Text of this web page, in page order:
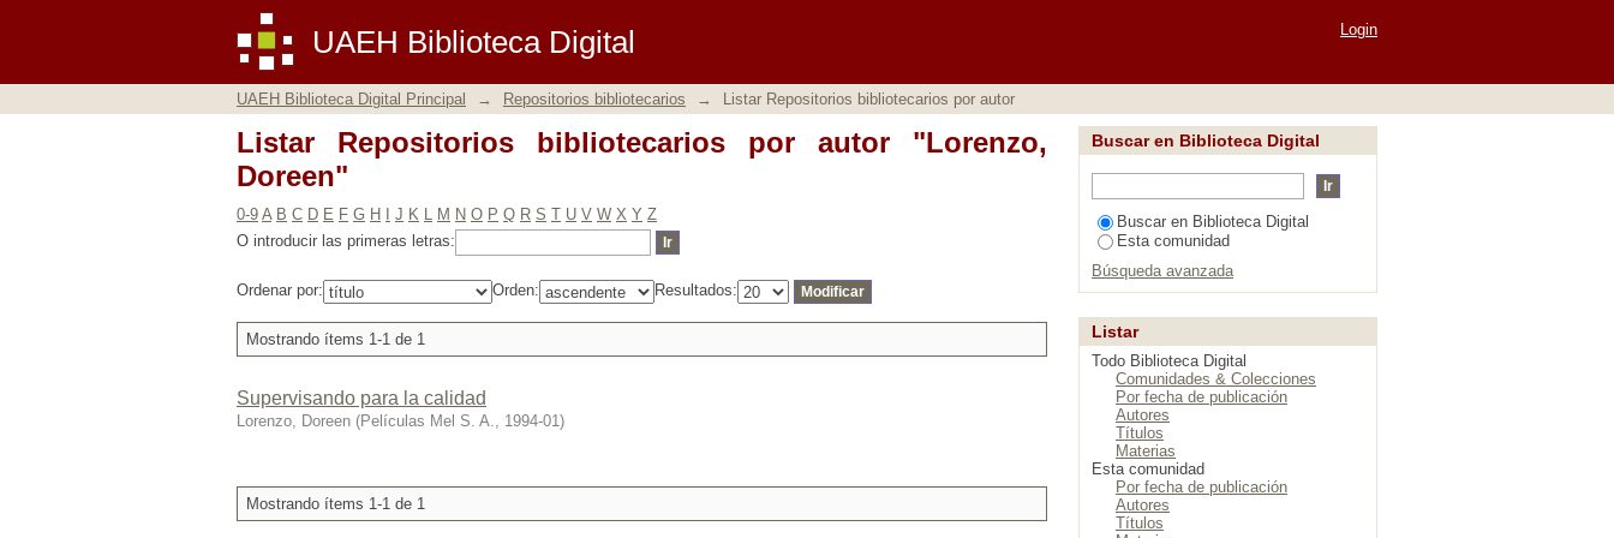
UAEH Biblioteca Digital
Listar Repositorios bibliotecarios por autor "Lorenzo, Doreen" Login
UAEH Biblioteca Digital Principal → Repositorios bibliotecarios → Listar Repositorios bibliotecarios por autor
Listar Repositorios bibliotecarios por autor "Lorenzo,
Doreen"
0-9 A B C D E F G H J K L M N O P Q R S T U V W X Y Z
O introducir las primeras letras:
Ordenar por: Orden: Resultados:
Mostrando ítems 1-1 de 1
Supervisando para la calidad
Lorenzo, Doreen (Películas Mel S. A., 1994-01)
Mostrando ítems 1-1 de 1
Buscar en Biblioteca Digital
Buscar en Biblioteca Digital
Esta comunidad
Búsqueda avanzada
Listar
Todo Biblioteca Digital
Comunidades & Colecciones
Por fecha de publicación
Autores
Títulos
Materias
Esta comunidad
Por fecha de publicación
Autores
Títulos